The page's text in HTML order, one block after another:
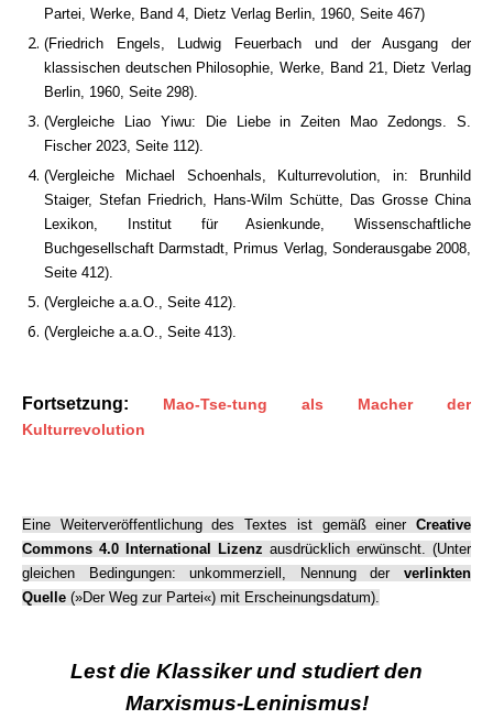
Partei, Werke, Band 4, Dietz Verlag Berlin, 1960, Seite 467)
(Friedrich Engels, Ludwig Feuerbach und der Ausgang der
klassischen deutschen Philosophie, Werke, Band 21, Dietz Verlag
Berlin, 1960, Seite 298).
(Vergleiche Liao Yiwu: Die Liebe in Zeiten Mao Zedongs. S.
Fischer 2023, Seite 112).
(Vergleiche Michael Schoenhals, Kulturrevolution, in: Brunhild
Staiger, Stefan Friedrich, Hans-Wilm Schütte, Das Grosse China
Lexikon, Institut für Asienkunde, Wissenschaftliche
Buchgesellschaft Darmstadt, Primus Verlag, Sonderausgabe 2008,
Seite 412).
(Vergleiche a.a.O., Seite 412).
(Vergleiche a.a.O., Seite 413).
Fortsetzung: Mao-Tse-tung als Macher der
Kulturrevolution
Eine Weiterveröffentlichung des Textes ist gemäß einer Creative
Commons 4.0 International Lizenz ausdrücklich erwünscht. (Unter
gleichen Bedingungen: unkommerziell, Nennung der verlinkten
Quelle (»Der Weg zur Partei«) mit Erscheinungsdatum).
Lest die Klassiker und studiert den
Marxismus-Leninismus!